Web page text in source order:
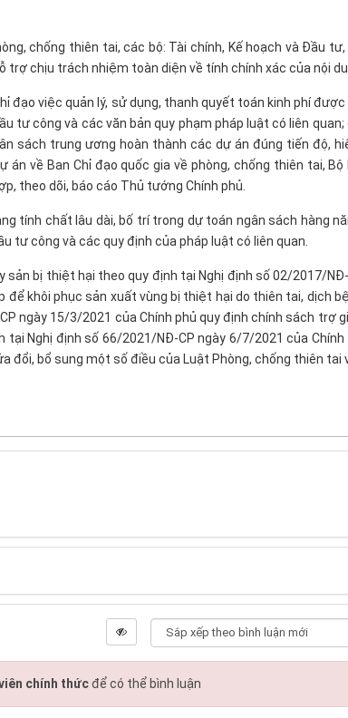
chống thiên tai, các bộ: Tài chính, Kế hoạch và Đầu
trợ chịu trách nhiệm toàn diện về tính chính xác của nội
đạo việc quản lý, sử dụng, thanh quyết toán kinh phí
tư công và các văn bản quy phạm pháp luật có liên
sách trung ương hoàn thành các dự án đúng tiến độ,
về Ban Chỉ đạo quốc gia về phòng, chống thiên tai,
theo dõi, báo cáo Thủ tướng Chính phủ.
tính chất lâu dài, bố trí trong dự toán ngân sách hàng
tư công và các quy định của pháp luật có liên quan.
bị thiệt hại theo quy định tại Nghị định số 02/2017/
khôi phục sản xuất vùng bị thiệt hại do thiên tai, dịch
ngày 15/3/2021 của Chính phủ quy định chính sách trợ
tại Nghị định số 66/2021/NĐ-CP ngày 6/7/2021 của
đổi, bổ sung một số điều của Luật Phòng, chống thiên tai
chính thứcđể có thể bình luận